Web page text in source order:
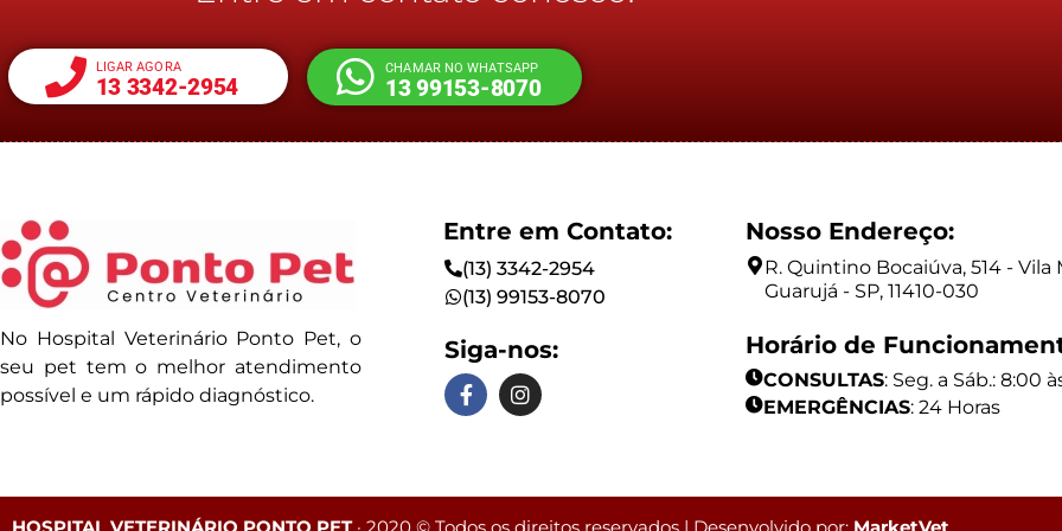
LIGAR AGORA
13 3342-2954
CHAMAR NO WHATSAPP
13 99153-8070
No Hospital Veterinário Ponto Pet, o
seu pet tem o melhor atendimento
possível e um rápido diagnóstico.
Entre em Contato:
(13) 3342-2954
(13) 99153-8070
Siga-nos:
Nosso Endereço:
R. Quintino Bocaiúva, 514 - Vila
Guarujá - SP, 11410-030
Horário de
CONSULTAS: Seg. a Sáb.: 8:00
EMERGÊNCIAS: 24 Horas